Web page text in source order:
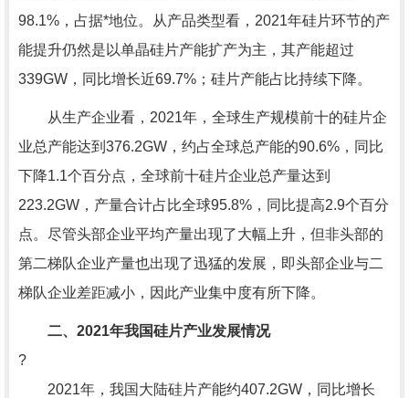
98.1%，占据*地位。从产品类型看，2021年硅片环节的产
能提升仍然是以单晶硅片产能扩产为主，其产能超过
339GW，同比增长近69.7%；硅片产能占比持续下降。
从生产企业看，2021年，全球生产规模前十的硅片企
业总产能达到376.2GW，约占全球总产能的90.6%，同比
下降1.1个百分点，全球前十硅片企业总产量达到
223.2GW，产量合计占比全球95.8%，同比提高2.9个百分
点。尽管头部企业平均产量出现了大幅上升，但非头部的
第二梯队企业产量也出现了迅猛的发展，即头部企业与二
梯队企业差距减小，因此产业集中度有所下降。
二、2021年我国硅片产业发展情况
?
2021年，我国大陆硅片产能约407.2GW，同比增长